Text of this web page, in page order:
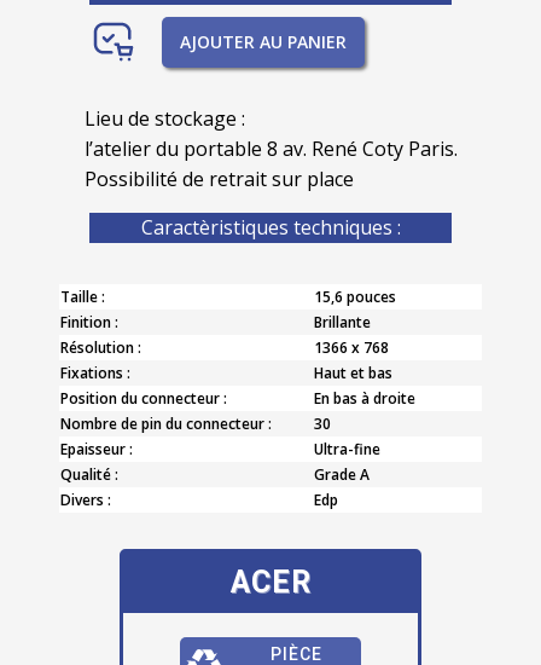
AJOUTER AU PANIER
Lieu de stockage :
l’atelier du portable 8 av. René Coty Paris.
Possibilité de retrait sur place
Caractèristiques techniques :
Taille :
15,6 pouces
Finition :
Brillante
Résolution :
1366 x 768
Fixations :
Haut et bas
Position du connecteur :
En bas à droite
Nombre de pin du connecteur :
30
Epaisseur :
Ultra-fine
Qualité :
Grade A
Divers :
Edp
ACER
PIÈCE